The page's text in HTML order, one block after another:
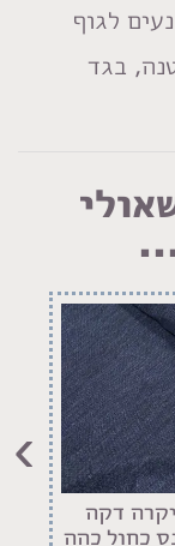
לגוף
בגד
דקה
כחול כהה
›